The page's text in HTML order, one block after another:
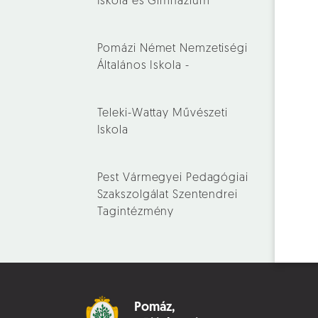
Pomázi Német Nemzetiségi
Általános Iskola -
Teleki-Wattay Művészeti
Iskola
Pest Vármegyei Pedagógiai
Szakszolgálat Szentendrei
Tagintézmény
Pomáz,